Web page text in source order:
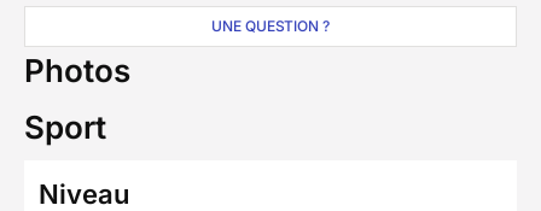
UNE QUESTION ?
Photos
Sport
Niveau